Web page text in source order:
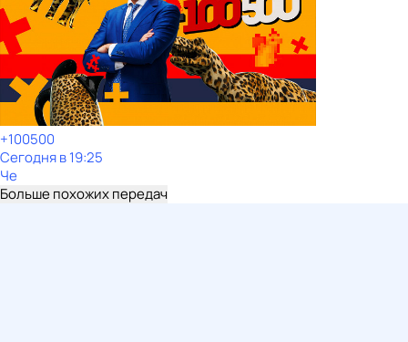
+100500
Сегодня в 19:25
Че
Больше похожих передач